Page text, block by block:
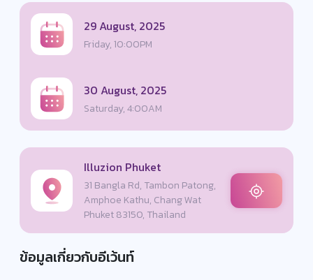
29 August, 2025
Friday, 10:00PM
30 August, 2025
Saturday, 4:00AM
Illuzion Phuket
31 Bangla Rd, Tambon Patong,
Amphoe Kathu, Chang Wat
Phuket 83150, Thailand
ข้อมูลเกี่ยวกับอีเว้นท์